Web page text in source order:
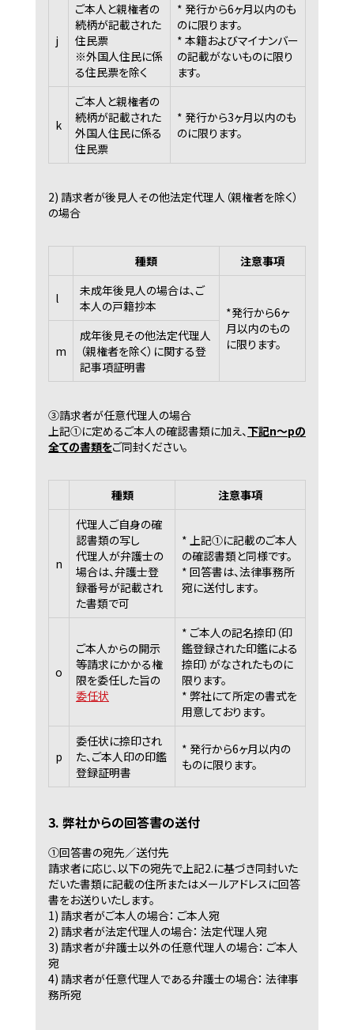
j
ご本人と親権者の
続柄が記載された
住民票
※外国人住民に係
る住民票を除く
* 発行から6ヶ月以内のも
のに限ります。
* 本籍およびマイナンバー
の記載がないものに限り
ます。
k
ご本人と親権者の
続柄が記載された
外国人住民に係る
住民票
* 発行から3ヶ月以内のも
のに限ります。
2) 請求者が後見人その他法定代理人（親権者を除く）
の場合
種類 注意事項
l
未成年後見人の場合は、ご
本人の戸籍抄本
*発行から6ヶ
月以内のもの
に限ります。
m
成年後見その他法定代理人
（親権者を除く）に関する登
記事項証明書
③請求者が任意代理人の場合
上記①に定めるご本人の確認書類に加え、下記n～pの
全ての書類をご同封ください。
種類 注意事項
n
代理人ご自身の確
認書類の写し
代理人が弁護士の
場合は、弁護士登
録番号が記載され
た書類で可
* 上記①に記載のご本人
の確認書類と同様です。
* 回答書は、法律事務所
宛に送付します。
o
ご本人からの開示
等請求にかかる権
限を委任した旨の
委任状
* ご本人の記名捺印（印
鑑登録された印鑑による
捺印）がなされたものに
限ります。
* 弊社にて所定の書式を
用意しております。
p
委任状に捺印され
た、ご本人印の印鑑
登録証明書
* 発行から6ヶ月以内の
ものに限ります。
3. 弊社からの回答書の送付
①回答書の宛先／送付先
請求者に応じ、以下の宛先で上記2.に基づき同封いた
だいた書類に記載の住所またはメールアドレスに回答
書をお送りいたします。
1) 請求者がご本人の場合： ご本人宛
2) 請求者が法定代理人の場合： 法定代理人宛
3) 請求者が弁護士以外の任意代理人の場合： ご本人
宛
4) 請求者が任意代理人である弁護士の場合： 法律事
務所宛